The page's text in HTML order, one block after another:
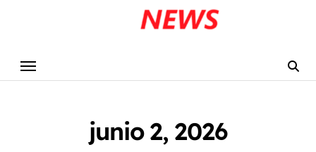
junio 2, 2026